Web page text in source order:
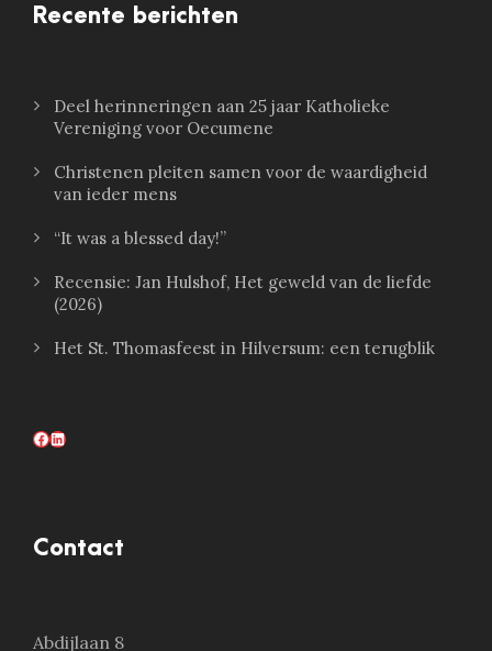
Recente berichten
Deel herinneringen aan 25 jaar Katholieke
Vereniging voor Oecumene
Christenen pleiten samen voor de waardigheid
van ieder mens
“It was a blessed day!”
Recensie: Jan Hulshof, Het geweld van de liefde
(2026)
Het St. Thomasfeest in Hilversum: een terugblik
Facebook LinkedIn
Contact
Abdijlaan 8